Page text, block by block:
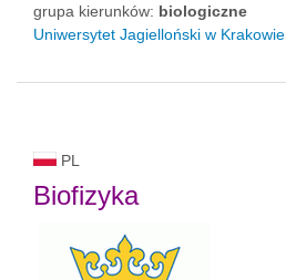
grupa kierunków: biologiczne
Uniwersytet Jagielloński w Krakowie
PL
Biofizyka